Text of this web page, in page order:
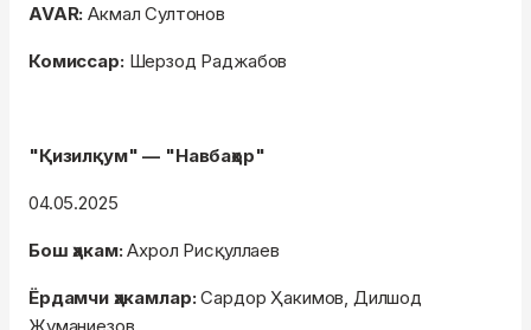
AVAR:Акмал Султонов
Комиссар:Шерзод Раджабов
"Қизилқум" — "Навбаҳор"
04.05.2025
Бош ҳакам:Ахрол Рисқуллаев
Ёрдамчи ҳакамлар:Сардор Ҳакимов, Дилшод
Жуманиезов